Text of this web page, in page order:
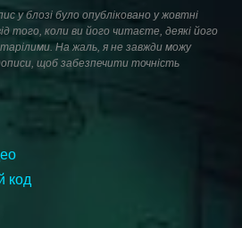
у блозі було опубліковано у жовтні
того, коли ви його читаєте, деякі його
На жаль, я не завжди можу
щоб забезпечити точність
код